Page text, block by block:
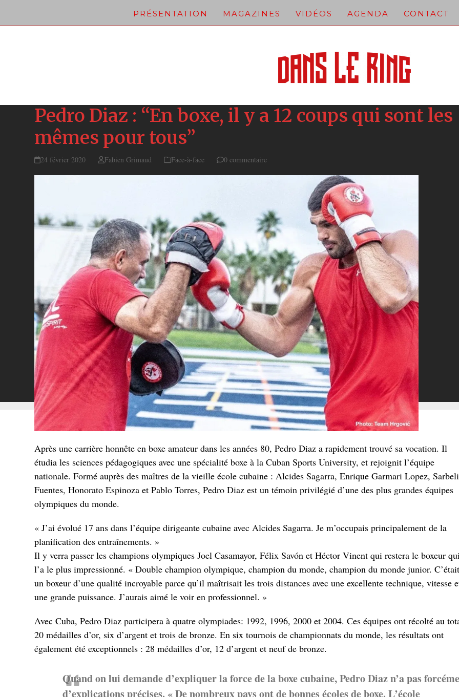
PRÉSENTATION MAGAZINES VIDÉOS AGENDA CONTACT
Pedro Diaz : “En boxe, il y a 12 coups qui sont les
mêmes pour tous”
24 février 2020 Fabien Grimaud Face-à-face 0 commentaire
Après une carrière honnête en boxe amateur dans les années 80, Pedro Diaz a rapidement trouvé sa vocation. Il
étudia les sciences pédagogiques avec une spécialité boxe à la Cuban Sports University, et rejoignit l’équipe
nationale. Formé auprès des maîtres de la vieille école cubaine : Alcides Sagarra, Enrique Garmari Lopez,
Fuentes, Honorato Espinoza et Pablo Torres, Pedro Diaz est un témoin privilégié d’une des plus grandes équipes
olympiques du monde.
« J’ai évolué 17 ans dans l’équipe dirigeante cubaine avec Alcides Sagarra. Je m’occupais principalement de la
planification des entraînements. »
Il y verra passer les champions olympiques Joel Casamayor, Félix Savón et Héctor Vinent qui restera le boxeur
l’a le plus impressionné. « Double champion olympique, champion du monde, champion du monde junior.
un boxeur d’une qualité incroyable parce qu’il maîtrisait les trois distances avec une excellente technique, vitesse
une grande puissance. J’aurais aimé le voir en professionnel. »
Avec Cuba, Pedro Diaz participera à quatre olympiades: 1992, 1996, 2000 et 2004. Ces équipes ont récolté au
20 médailles d’or, six d’argent et trois de bronze. En six tournois de championnats du monde, les résultats ont
également été exceptionnels : 28 médailles d’or, 12 d’argent et neuf de bronze.
Quand on lui demande d’expliquer la force de la boxe cubaine, Pedro Diaz n’a pas
d’explications précises. « De nombreux pays ont de bonnes écoles de boxe. L’école